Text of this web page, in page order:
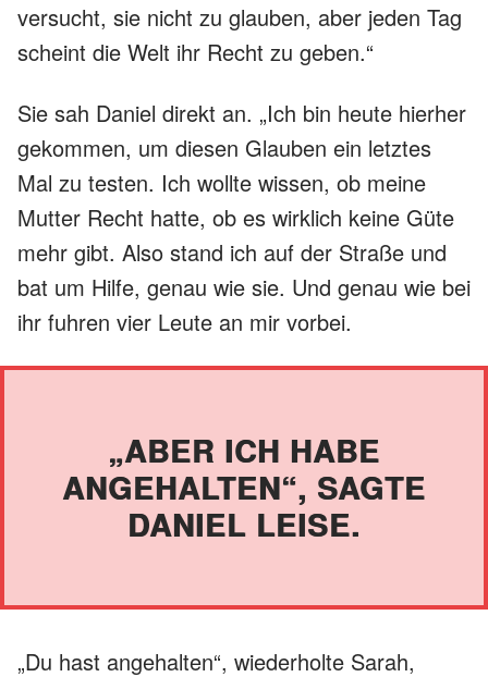
versucht, sie nicht zu glauben, aber jeden Tag
scheint die Welt ihr Recht zu geben.“
Sie sah Daniel direkt an. „Ich bin heute hierher
gekommen, um diesen Glauben ein letztes
Mal zu testen. Ich wollte wissen, ob meine
Mutter Recht hatte, ob es wirklich keine Güte
mehr gibt. Also stand ich auf der Straße und
bat um Hilfe, genau wie sie. Und genau wie bei
ihr fuhren vier Leute an mir vorbei.
„ABER ICH HABE
ANGEHALTEN“, SAGTE
DANIEL LEISE.
„Du hast angehalten“, wiederholte Sarah,